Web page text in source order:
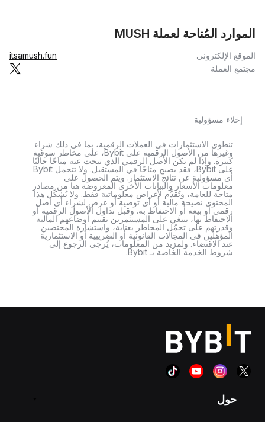
الموارد المُتاحة لعملة MUSH
الموقع الإلكتروني
itsamush.fun
مجتمع العملة
إخلاء مسؤولية
تنطوي الاستثمارات في العملات الرقمية، بما في ذلك شراء
وغيرها من الأصول الرقمية على Bybit، على مخاطر سوقية
كبيرة. وإذا لم يكن الأصل الرقمي الذي تبحث عنه متاحًا حاليًا
على Bybit، فقد يصبح متاحًا في المستقبل. ولا تتحمل Bybit
أي مسؤولية عن نتائج الاستثمار. ويتم الحصول على
معلومات الأسعار والبيانات الأخرى المعروضة هنا من مصادر
متاحة للعامة، وتُقدَّم لأغراض معلوماتية فقط. ولا يُشكّل هذا
المحتوى نصيحة مالية أو أي توصية أو عرض لشراء أي أصل
رقمي أو بيعه أو الاحتفاظ به. وقبل تداول الأصول الرقمية أو
الاحتفاظ بها، ينبغي على المستثمرين تقييم أوضاعهم المالية
وقدرتهم على تحمّل المخاطر بعناية، واستشارة المختصين
المؤهلين في المجالات القانونية أو الضريبية أو الاستثمارية
عند الاقتضاء. ولمزيد من المعلومات، يُرجى الرجوع إلى
شروط الخدمة الخاصة بـ Bybit.
حول